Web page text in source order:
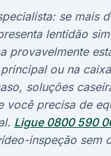
se mais
lentidão
provavelmente
ou na
soluções
você precisa de
Ligue 0800 590
inspeção sem